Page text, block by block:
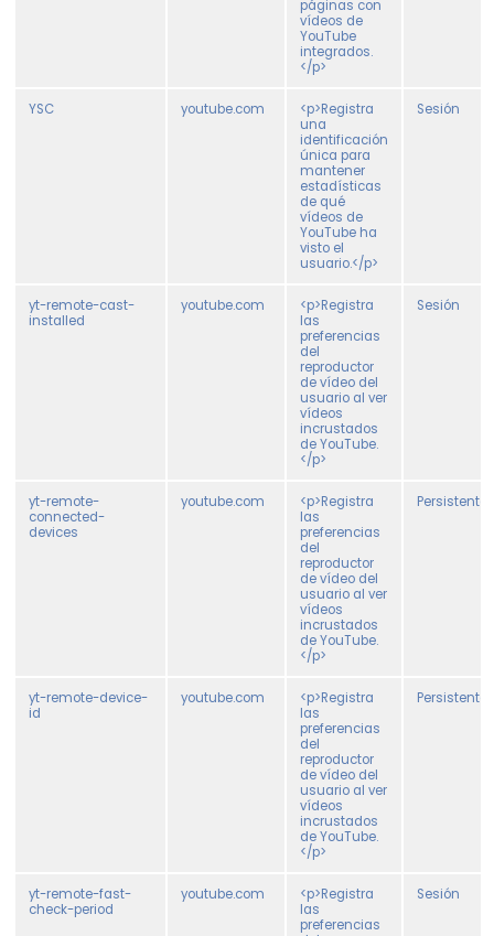
páginas con
vídeos de
YouTube
integrados.
</p>
YSC youtube.com
<p>Registra
una
identificación
única para
mantener
estadísticas
de qué
vídeos de
YouTube ha
visto el
usuario.</p>
Sesión
yt-remote-cast-
installed
youtube.com
<p>Registra
las
preferencias
del
reproductor
de vídeo del
usuario al ver
vídeos
incrustados
de YouTube.
</p>
Sesión
yt-remote-
connected-
devices
youtube.com
<p>Registra
las
preferencias
del
reproductor
de vídeo del
usuario al ver
vídeos
incrustados
de YouTube.
</p>
Persistente
yt-remote-device-
id
youtube.com
<p>Registra
las
preferencias
del
reproductor
de vídeo del
usuario al ver
vídeos
incrustados
de YouTube.
</p>
Persistente
yt-remote-fast-
check-period
youtube.com
<p>Registra
las
preferencias
Sesión